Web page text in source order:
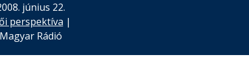
június 22.
perspektíva |
Magyar Rádió